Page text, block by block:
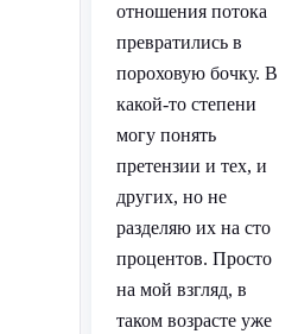
отношения потока
превратились в
пороховую бочку. В
какой-то степени
могу понять
претензии и тех, и
других, но не
разделяю их на сто
процентов. Просто
на мой взгляд, в
таком возрасте уже